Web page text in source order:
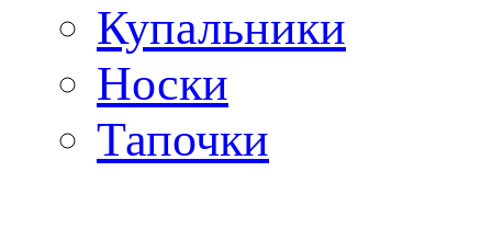
Купальники
Носки
Тапочки